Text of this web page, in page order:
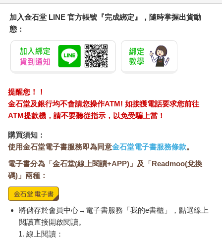
加入金石堂 LINE 官方帳號『完成綁定』，隨時掌握出貨動
態：
提醒您！！
金石堂及銀行均不會請您操作ATM! 如接獲電話要求您前往
ATM提款機，請不要聽從指示，以免受騙上當！
購買須知：
使用金石堂電子書服務即為同意金石堂電子書服務條款。
電子書分為「金石堂(線上閱讀+APP)」及「Readmoo(兌換
碼)」兩種：
將儲存於會員中心→電子書服務「我的e書櫃」，點選線上
閱讀直接開啟閱讀。
線上閱讀：